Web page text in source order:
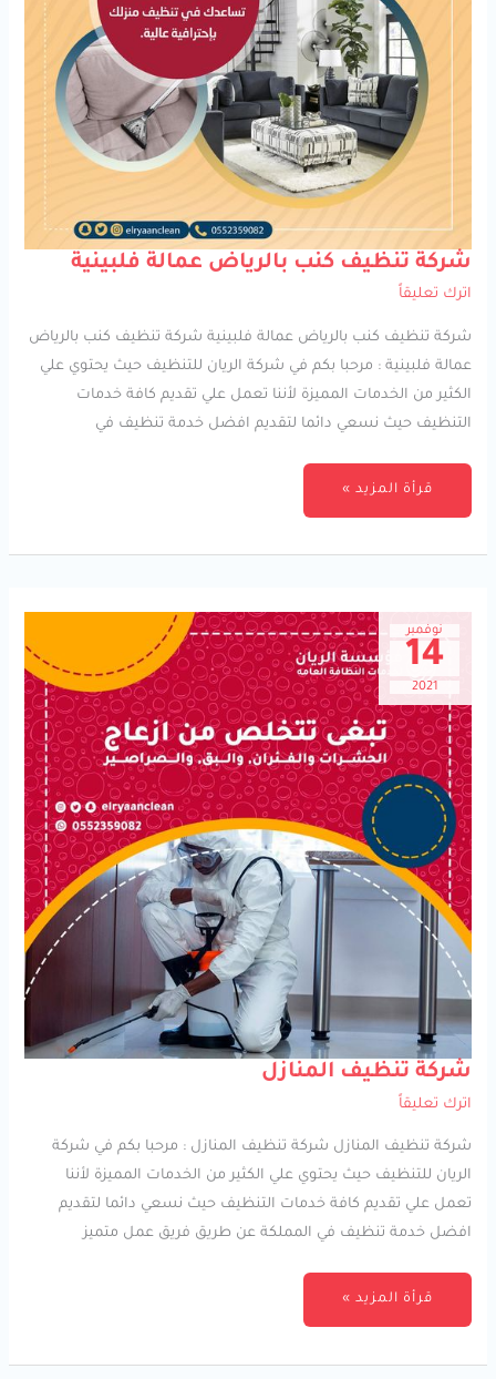
شركة تنظيف كنب بالرياض عمالة فلبينية
اترك تعليقاً
شركة تنظيف كنب بالرياض عمالة فلبينية شركة تنظيف كنب بالرياض
عمالة فلبينية : مرحبا بكم في شركة الريان للتنظيف حيث يحتوي علي
الكثير من الخدمات المميزة لأننا تعمل علي تقديم كافة خدمات
التنظيف حيث نسعي دائما لتقديم افضل خدمة تنظيف في
شركة
تنظيف
كنب
بالرياض
فلبينية
قرأة المزيد »
نوفمبر
14
2021
شركة تنظيف المنازل
اترك تعليقاً
شركة تنظيف المنازل شركة تنظيف المنازل : مرحبا بكم في شركة
الريان للتنظيف حيث يحتوي علي الكثير من الخدمات المميزة لأننا
تعمل علي تقديم كافة خدمات التنظيف حيث نسعي دائما لتقديم
افضل خدمة تنظيف في المملكة عن طريق فريق عمل متميز
شركة
تنظيف
المنازل
قرأة المزيد »